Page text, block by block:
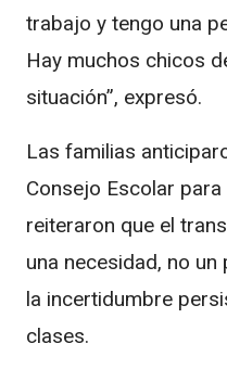
trabajo y tengo una
Hay muchos chicos
situación”, expresó.
Las familias
Consejo Escolar
reiteraron que el
una necesidad, no un
la incertidumbre
clases.